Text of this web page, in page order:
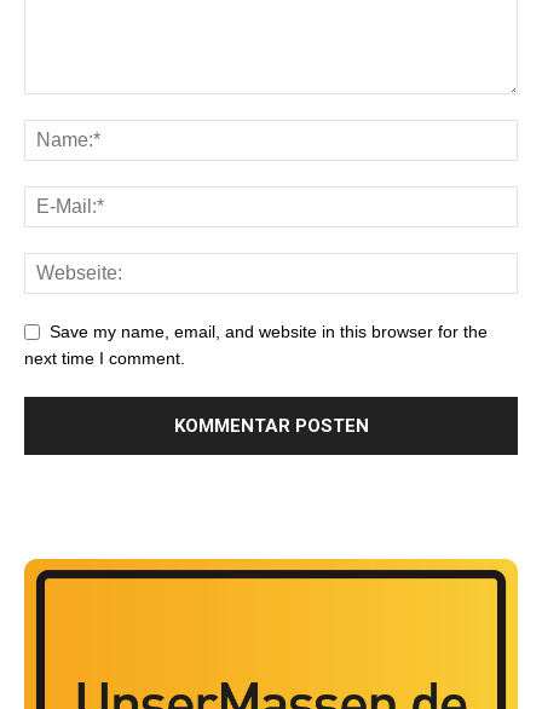
Save my name, email, and website in this browser for the
next time I comment.